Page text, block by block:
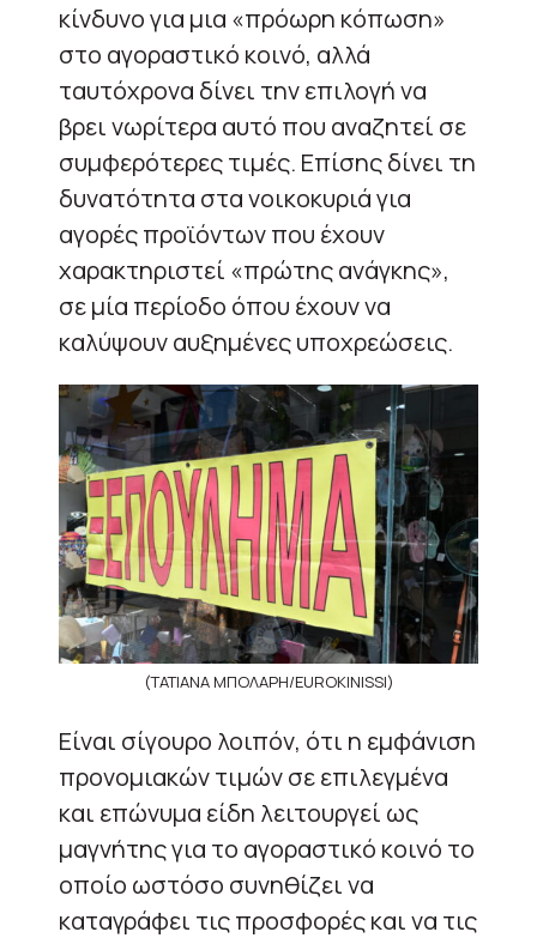
κίνδυνο για μια «πρόωρη κόπωση»
στο αγοραστικό κοινό, αλλά
ταυτόχρονα δίνει την επιλογή να
βρει νωρίτερα αυτό που αναζητεί σε
συμφερότερες τιμές. Επίσης δίνει τη
δυνατότητα στα νοικοκυριά για
αγορές προϊόντων που έχουν
χαρακτηριστεί «πρώτης ανάγκης»,
σε μία περίοδο όπου έχουν να
καλύψουν αυξημένες υποχρεώσεις.
(ΤΑΤΙΑΝΑ ΜΠΟΛΑΡΗ/EUROKINISSI)
Είναι σίγουρο λοιπόν, ότι η εμφάνιση
προνομιακών τιμών σε επιλεγμένα
και επώνυμα είδη λειτουργεί ως
μαγνήτης για το αγοραστικό κοινό το
οποίο ωστόσο συνηθίζει να
καταγράφει τις προσφορές και να τις